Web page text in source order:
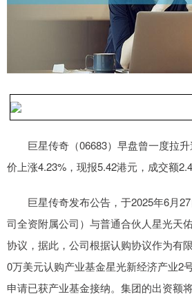
巨星传奇（06683）早盘曾一度拉
价上涨4.23%，现报5.42港元，成交额
巨星传奇发布公告，于2025年6月
司全资附属公司）与普通合伙人星光天
协议，据此，公司根据认购协议作为有
0万美元认购产业基金星光新经济产业2
申请已获产业基金接纳。集团的出资额